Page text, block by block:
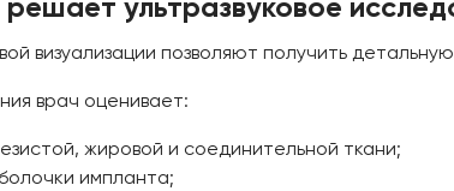
визуализации позволяют получить
врач оценивает:
жировой и соединительной ткани;
импланта;